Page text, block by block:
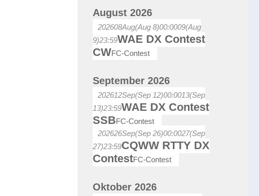
August 2026
202608Aug(Aug 8)00:0009(Aug
9)23:59WAE DX Contest
CWFC-Contest
September 2026
202612Sep(Sep 12)00:0013(Sep
13)23:59WAE DX Contest
SSBFC-Contest
202626Sep(Sep 26)00:0027(Sep
27)23:59CQWW RTTY DX
ContestFC-Contest
Oktober 2026